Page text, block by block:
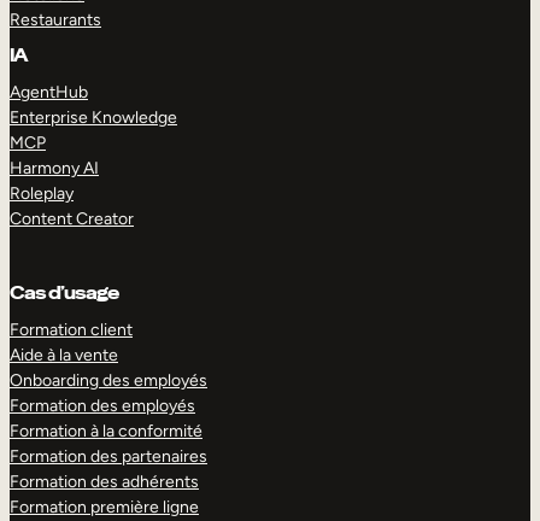
Restaurants
IA
AgentHub
Enterprise Knowledge
MCP
Harmony AI
Roleplay
Content Creator
Cas d’usage
Formation client
Aide à la vente
Onboarding des employés
Formation des employés
Formation à la conformité
Formation des partenaires
Formation des adhérents
Formation première ligne